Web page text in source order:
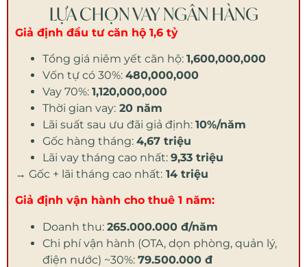
LỰA CHỌN VAY NGÂN HÀNG
Giả định đầu tư căn hộ 1,6 tỷ
Tổng giá niêm yết căn hộ: 1,600,000,000
Vốn tự có 30%: 480,000,000
Vay 70%: 1,120,000,000
Thời gian vay: 20 năm
Lãi suất sau ưu đãi giả định: 10%/năm
Gốc hàng tháng: 4,67 triệu
Lãi vay tháng cao nhất: 9,33 triệu
→ Gốc + lãi tháng cao nhất: 14 triệu
Giả định vận hành cho thuê 1 năm:
Doanh thu: 265.000.000 đ/năm
Chi phí vận hành (OTA, dọn phòng, quản lý,
điện nước) ~30%: 79.500.000 đ